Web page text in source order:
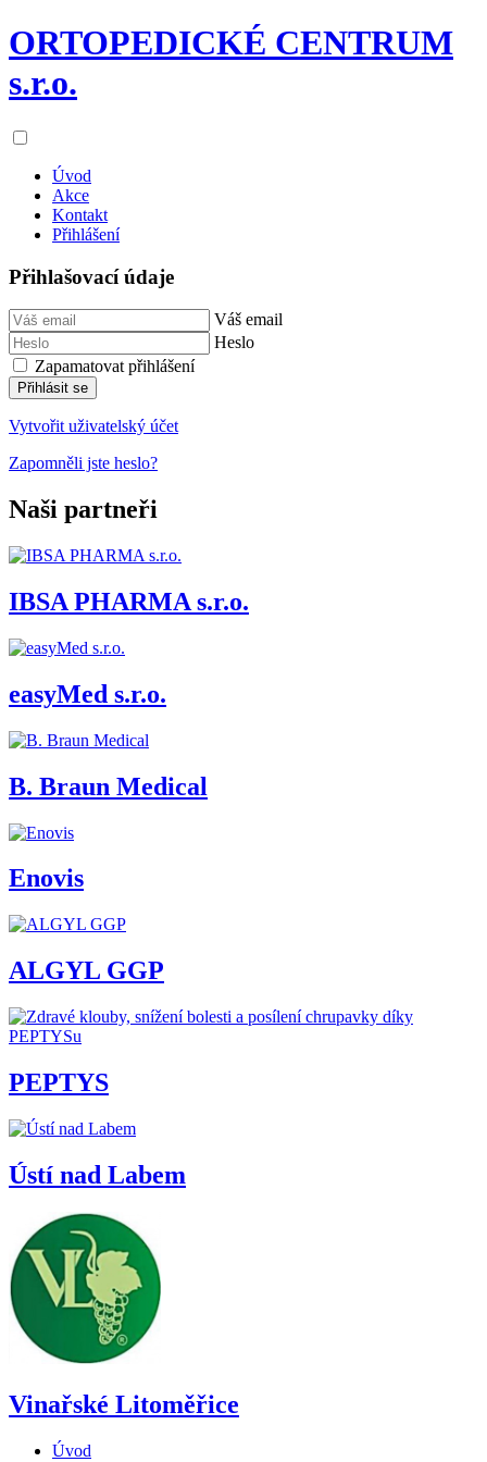
ORTOPEDICKÉ CENTRUM
s.r.o.
Úvod
Akce
Kontakt
Přihlášení
Přihlašovací údaje
Váš email
Heslo
Zapamatovat přihlášení
Přihlásit se
Vytvořit uživatelský účet
Zapomněli jste heslo?
Naši partneři
IBSA PHARMA s.r.o.
easyMed s.r.o.
B. Braun Medical
Enovis
ALGYL GGP
PEPTYS
Ústí nad Labem
Vinařské Litoměřice
Úvod